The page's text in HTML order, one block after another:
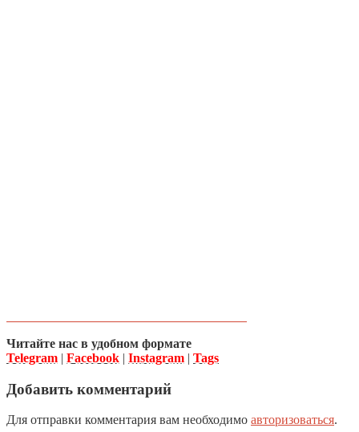
Читайте нас в удобном формате
Telegram | Facebook | Instagram | Tags
Добавить комментарий
Для отправки комментария вам необходимо авторизоваться.